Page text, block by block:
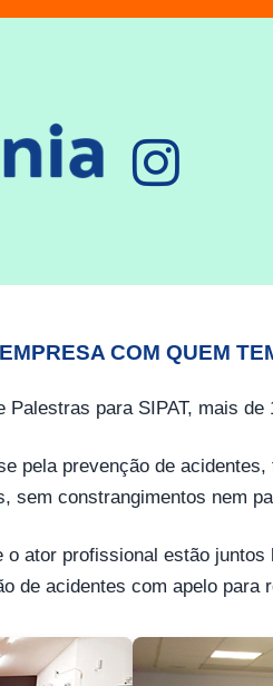
COM QUEM
Palestras para SIPAT, mais
pela prevenção de
sem constrangimentos nem
ator profissional estão
de acidentes com apelo para